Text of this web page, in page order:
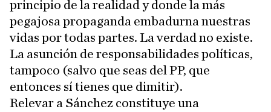
principio de la realidad y donde la más
pegajosa propaganda embadurna nuestras
vidas por todas partes. La verdad no existe.
La asunción de responsabilidades políticas,
tampoco (salvo que seas del PP, que
entonces sí tienes que dimitir).
Relevar a Sánchez constituye una